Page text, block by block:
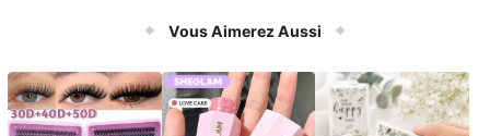
Vous Aimerez Aussi